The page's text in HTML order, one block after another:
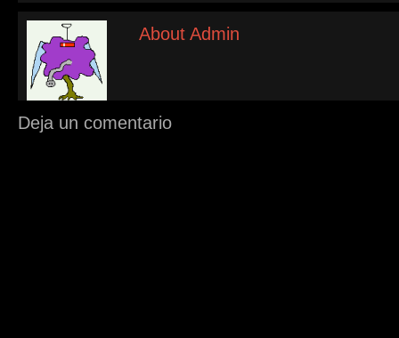
About Admin
Deja un comentario